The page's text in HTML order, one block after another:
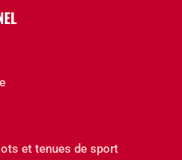
et tenues de sport